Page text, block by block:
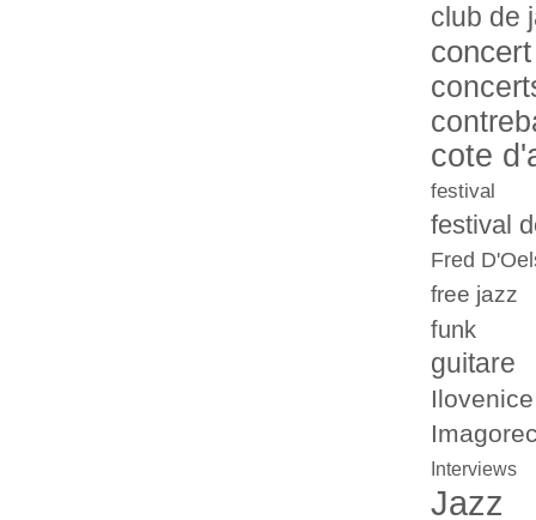
club de
concert
cote
festival
festival
Fred
free jazz
funk
guitare
Ilovenice
Interviews
Jazz